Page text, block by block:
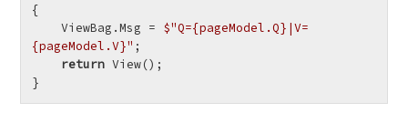
{
    ViewBag.Msg =
$"Q={pageModel.Q} |V=
{pageModel.V}" ;
return View();
}